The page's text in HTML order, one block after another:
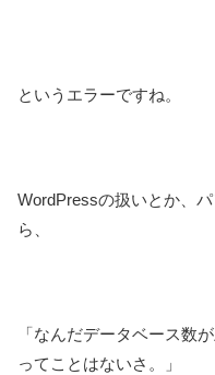
というエラーですね。
WordPressの扱いとか、
ら、
「なんだデータベース数
ってことはないさ。」